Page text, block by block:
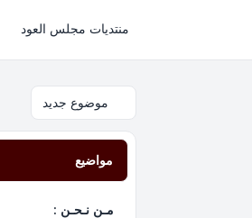
منتديات مجلس العود
موضوع جديد
مواضيع
مـن نـحـن :